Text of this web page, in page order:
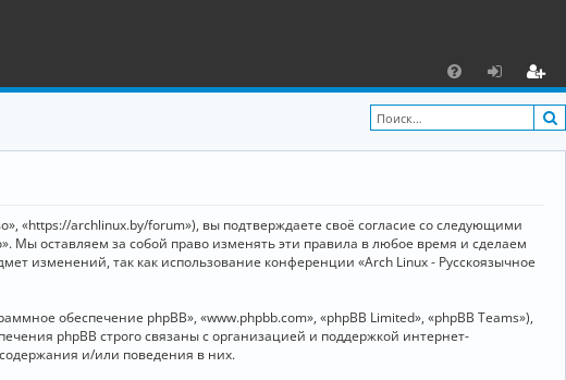
F
A
х
о
ег
и
ц
«https://archlinux.by/forum»), вы подтверждаете своё согласие со следующими
Мы оставляем за собой право изменять эти правила в любое время и сделаем
изменений, так как использование конференции «Arch Linux - Русскоязычное
обеспечение phpBB», «www.phpbb.com», «phpBB Limited», «phpBB Teams»),
phpBB строго связаны с организацией и поддержкой интернет-
и/или поведения в них.